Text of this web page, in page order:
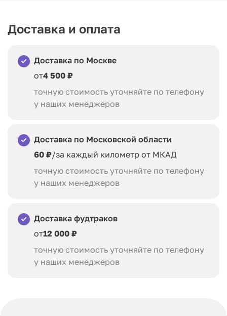
Доставка и оплата
Доставка по Москве
от4 500 ₽
точную стоимость уточняйте по телефону
у наших менеджеров
Доставка по Московской области
60 ₽/за каждый километр от МКАД
точную стоимость уточняйте по телефону
у наших менеджеров
Доставка фудтраков
от12 000 ₽
точную стоимость уточняйте по телефону
у наших менеджеров